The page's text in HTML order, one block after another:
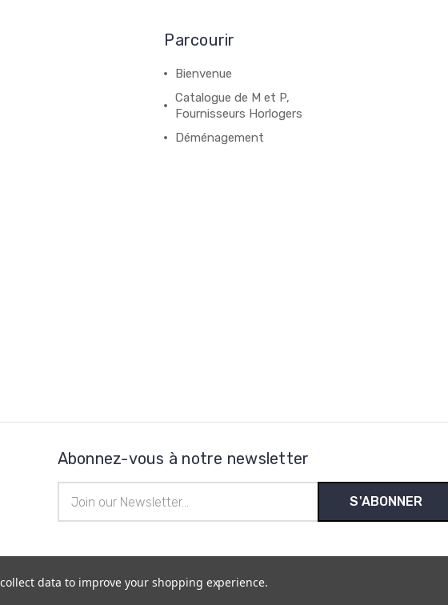
Parcourir
Bienvenue
Catalogue de M et P,
Fournisseurs Horlogers
Déménagement
Abonnez-vous à notre newsletter
mail
data to improve your shopping experience.